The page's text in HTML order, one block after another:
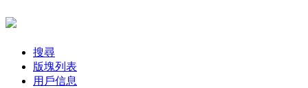
搜尋
版塊列表
用戶信息